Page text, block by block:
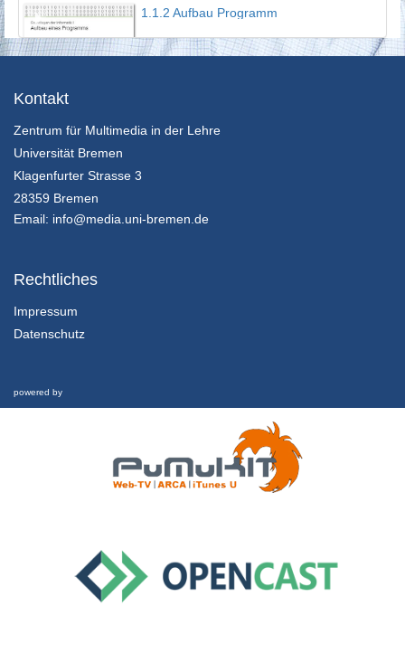
1.1.2 Aufbau Programm
13/09/2018
13/09/2018
1.4.2 Funktionen ohne Übergabewert
Kontakt
Zentrum für Multimedia in der Lehre
Universität Bremen
Klagenfurter Strasse 3
28359 Bremen
Email: info@media.uni-bremen.de
Rechtliches
Impressum
Datenschutz
powered by